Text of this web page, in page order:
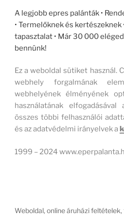
A legjobb epres palánták •
• Termelőknek és kertészeknek
tapasztalat • Már 30 000
bennünk!
Ez a weboldal sütiket használ.
webhely forgalmának
webhelyének élményének
használatának
összes többi felhasználói
és az adatvédelmi irányelvek a
1999 – 2024
Weboldal, online áruházi